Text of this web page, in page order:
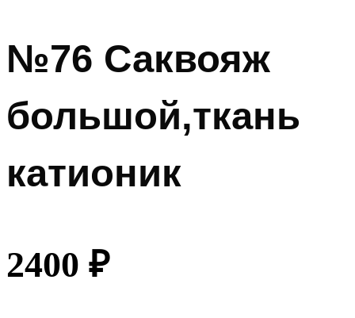
№76 Саквояж
большой,ткань
катионик
2400 ₽